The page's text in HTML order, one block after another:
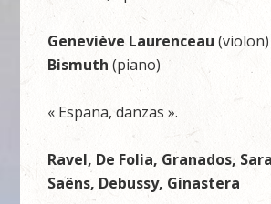
Geneviève Laurenceau
Bismuth (piano)
« Espana, danzas ».
Ravel, De Folia, Granados,
Saëns, Debussy, Ginastera